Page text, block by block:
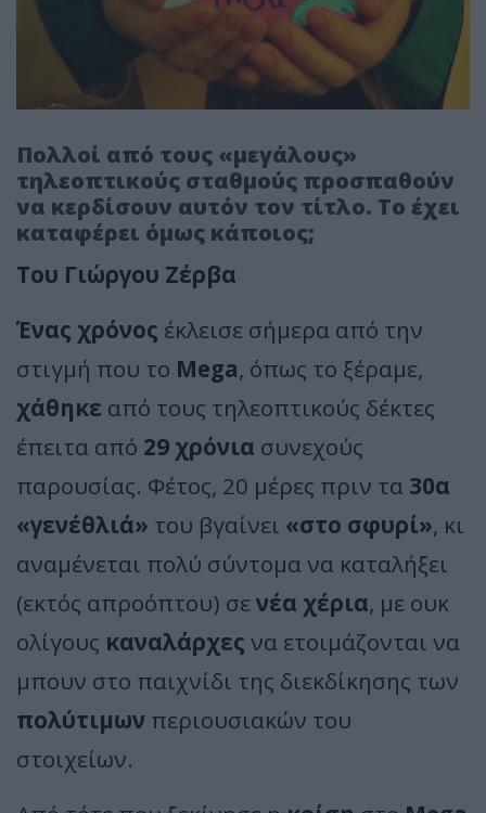
Πολλοί από τους «μεγάλους»
τηλεοπτικούς σταθμούς προσπαθούν
να κερδίσουν αυτόν τον τίτλο. Το έχει
καταφέρει όμως κάποιος;
Του Γιώργου Ζέρβα
Ένας χρόνος έκλεισε σήμερα από την
στιγμή που το Mega, όπως το ξέραμε,
χάθηκε από τους τηλεοπτικούς δέκτες
έπειτα από 29 χρόνια συνεχούς
παρουσίας. Φέτος, 20 μέρες πριν τα 30α
«γενέθλιά» του βγαίνει «στο σφυρί», κι
αναμένεται πολύ σύντομα να καταλήξει
(εκτός απροόπτου) σενέα χέρια, με ουκ
ολίγους καναλάρχες να ετοιμάζονται να
μπουν στο παιχνίδι της διεκδίκησης των
πολύτιμων περιουσιακών του
στοιχείων.